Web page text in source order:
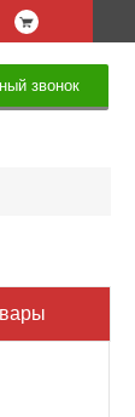
звонок